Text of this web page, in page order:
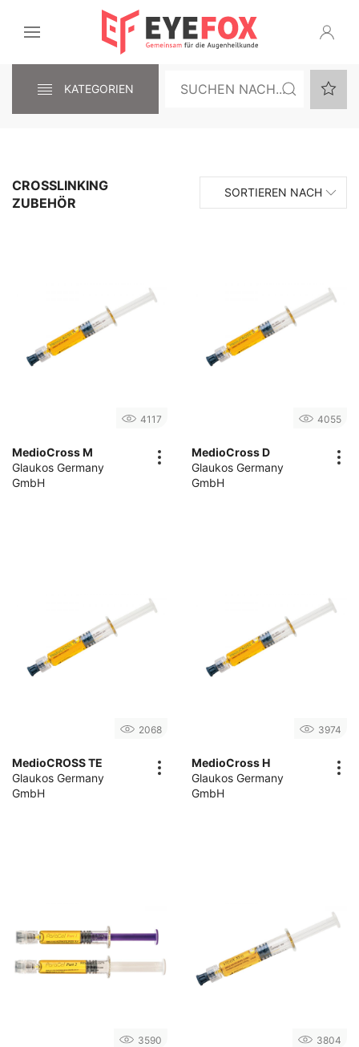
KATEGORIEN
CROSSLINKING
ZUBEHÖR
SORTIEREN NACH
4117
MedioCross M
Glaukos Germany
GmbH
4055
MedioCross D
Glaukos Germany
GmbH
2068
MedioCROSS TE
Glaukos Germany
GmbH
3974
MedioCross H
Glaukos Germany
GmbH
3590 3804